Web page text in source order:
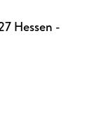
Hessen -